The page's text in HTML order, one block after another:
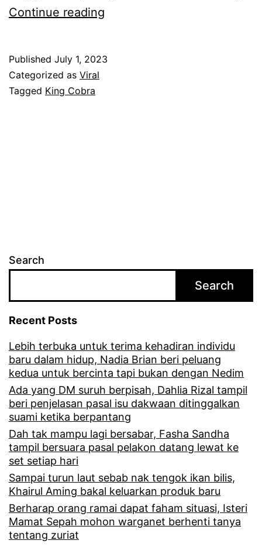
Continue reading
e
k
,
t
e
r
k
j
u
t
Published July 1, 2023
Categorized as Viral
Tagged King Cobra
Search
Search
Recent Posts
Lebih terbuka untuk terima kehadiran individu
baru dalam hidup, Nadia Brian beri peluang
kedua untuk bercinta tapi bukan dengan Nedim
Ada yang DM suruh berpisah, Dahlia Rizal tampil
beri penjelasan pasal isu dakwaan ditinggalkan
suami ketika berpantang
Dah tak mampu lagi bersabar, Fasha Sandha
tampil bersuara pasal pelakon datang lewat ke
set setiap hari
Sampai turun laut sebab nak tengok ikan bilis,
Khairul Aming bakal keluarkan produk baru
Berharap orang ramai dapat faham situasi, Isteri
Mamat Sepah mohon warganet berhenti tanya
tentang zuriat